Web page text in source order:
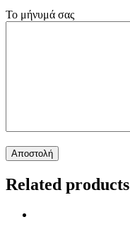
Το μήνυμά σας
Related products